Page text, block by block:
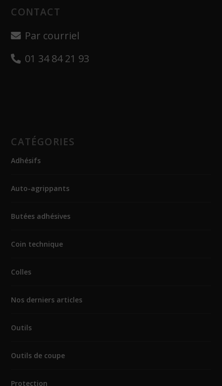
CONTACT
Par courriel
01 34 84 21 93
CATÉGORIES
Adhésifs
Auto-agrippants
Butées adhésives
Coin technique
Colles
Nos derniers articles
Outils
Outils de coupe
Protection